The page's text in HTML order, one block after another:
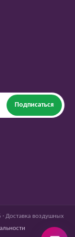
Подписаться
Доставка воздушных